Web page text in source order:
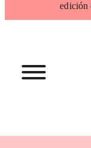
edición